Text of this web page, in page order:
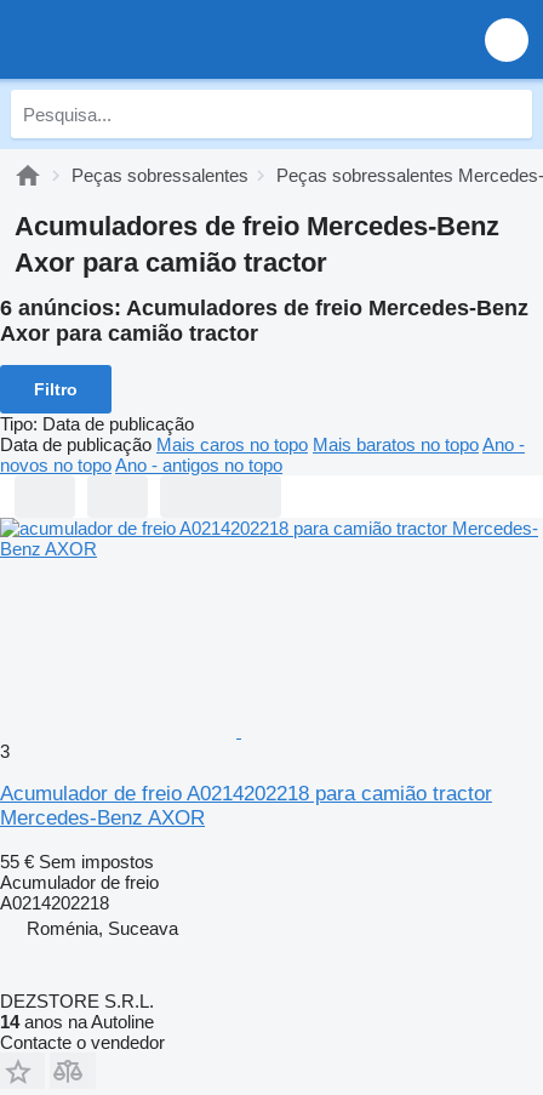
Peças sobressalentes Peças sobressalentes
Acumuladores de freio Mercedes-Benz
Axor para camião tractor
6 anúncios: Acumuladores de freio Mercedes-Benz
Axor para camião tractor
Filtro
Tipo: Data de publicação
Data de publicação Mais caros no topo Mais baratos no topoAno -
novos no topoAno - antigos no topo
3
Acumulador de freio A0214202218 para camião tractor
Mercedes-Benz AXOR
55 € Sem impostos
Acumulador de freio
A0214202218
Roménia, Suceava
DEZSTORE S.R.L.
14anos na Autoline
Contacte o vendedor